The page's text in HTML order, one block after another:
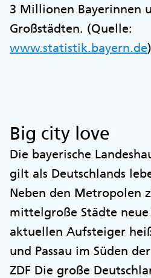
3 Millionen Bayerinnen
Großstädten. (Quelle:
www.statistik.bayern.de)
Big city love
Die bayerische
gilt als Deutschlands
Neben den Metropolen
mittelgroße Städte
aktuellen Aufsteiger
und Passau im Süden
ZDF Die große